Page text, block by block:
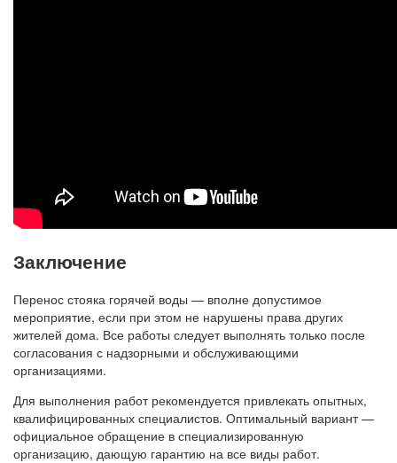
Заключение
Перенос стояка горячей воды — вполне допустимое
мероприятие, если при этом не нарушены права других
жителей дома. Все работы следует выполнять только после
согласования с надзорными и обслуживающими
организациями.
Для выполнения работ рекомендуется привлекать опытных,
квалифицированных специалистов. Оптимальный вариант —
официальное обращение в специализированную
организацию, дающую гарантию на все виды работ.